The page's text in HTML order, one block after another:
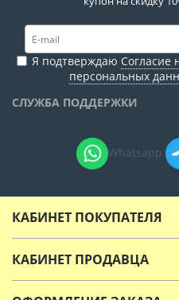
Я подтверждаю Согласие
персональных
СЛУЖБА ПОДДЕРЖКИ
Whatsapp
КАБИНЕТ ПОКУПАТЕЛЯ
КАБИНЕТ ПРОДАВЦА